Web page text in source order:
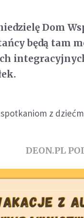
Dom
będą tam
z
DEON.PL